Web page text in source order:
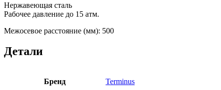
Нержавеющая сталь
Рабочее давление до 15 атм.
Межосевое расстояние (мм): 500
Детали
Бренд Terminus